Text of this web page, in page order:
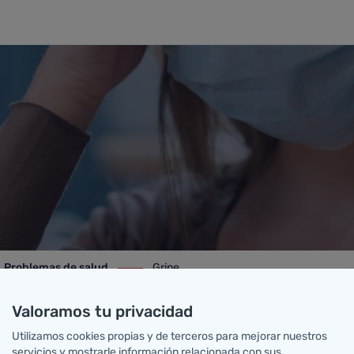
de salud
Problemas de salud Gripe
Valoramos tu privacidad
Utilizamos cookies propias y de terceros para mejorar nuestros